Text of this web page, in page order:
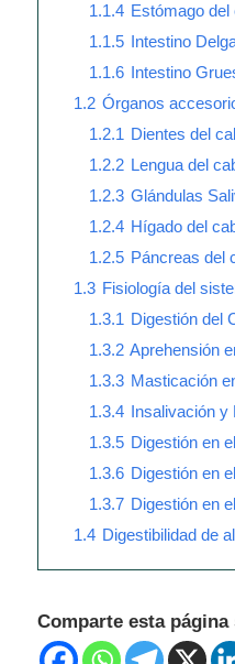
1.1.4 Estómago del
1.1.5 Intestino
1.1.6 Intestino
1.2 Órganos
1.2.1 Dientes del
1.2.2 Lengua del
1.2.3 Glándulas
1.2.4 Hígado del
1.2.5 Páncreas del
1.3 Fisiología del
1.3.1 Digestión del
1.3.2 Aprehensión
1.3.3 Masticación
1.3.4 Insalivación y
1.3.5 Digestión en
1.3.6 Digestión en
1.3.7 Digestión en
1.4 Digestibilidad de
Comparte esta